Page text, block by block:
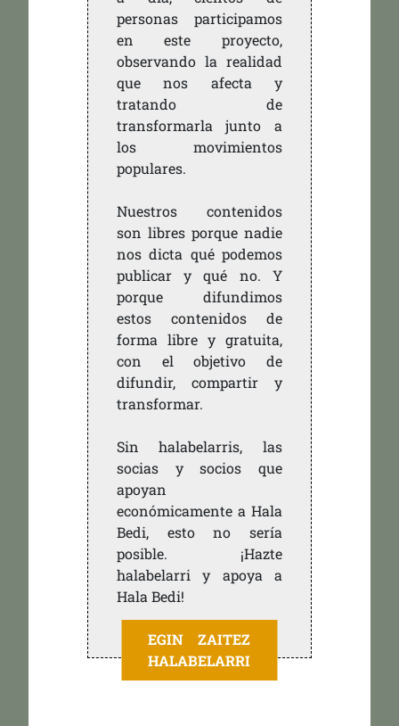
personas participamos
en este proyecto,
observando la realidad
que nos afecta y
tratando de
transformarla junto a
los movimientos
populares.
Nuestros contenidos
son libres porque nadie
nos dicta qué podemos
publicar y qué no. Y
porque difundimos
estos contenidos de
forma libre y gratuita,
con el objetivo de
difundir, compartir y
transformar.
Sin halabelarris, las
socias y socios que
apoyan
económicamente a Hala
Bedi, esto no sería
posible. ¡Hazte
halabelarri y apoya a
Hala Bedi!
EGIN ZAITEZ
HALABELARRI